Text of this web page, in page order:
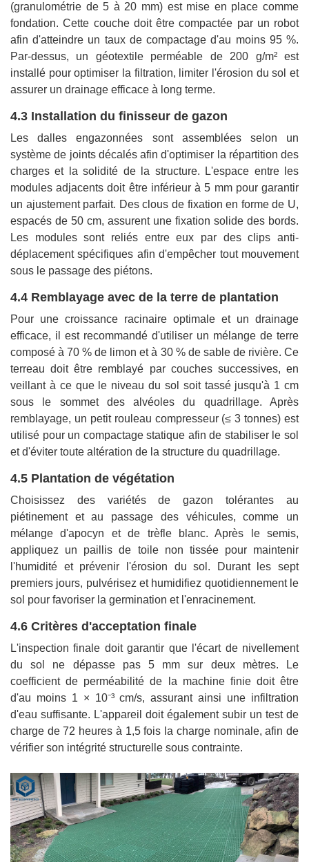
(granulométrie de 5 à 20 mm) est mise en place comme
fondation. Cette couche doit être compactée par un robot
afin d'atteindre un taux de compactage d'au moins 95 %.
Par-dessus, un géotextile perméable de 200 g/m² est
installé pour optimiser la filtration, limiter l'érosion du sol et
assurer un drainage efficace à long terme.
4.3 Installation du finisseur de gazon
Les dalles engazonnées sont assemblées selon un
système de joints décalés afin d'optimiser la répartition des
charges et la solidité de la structure. L'espace entre les
modules adjacents doit être inférieur à 5 mm pour garantir
un ajustement parfait. Des clous de fixation en forme de U,
espacés de 50 cm, assurent une fixation solide des bords.
Les modules sont reliés entre eux par des clips anti-
déplacement spécifiques afin d'empêcher tout mouvement
sous le passage des piétons.
4.4 Remblayage avec de la terre de plantation
Pour une croissance racinaire optimale et un drainage
efficace, il est recommandé d'utiliser un mélange de terre
composé à 70 % de limon et à 30 % de sable de rivière. Ce
terreau doit être remblayé par couches successives, en
veillant à ce que le niveau du sol soit tassé jusqu'à 1 cm
sous le sommet des alvéoles du quadrillage. Après
remblayage, un petit rouleau compresseur (≤ 3 tonnes) est
utilisé pour un compactage statique afin de stabiliser le sol
et d'éviter toute altération de la structure du quadrillage.
4.5 Plantation de végétation
Choisissez des variétés de gazon tolérantes au
piétinement et au passage des véhicules, comme un
mélange d'apocyn et de trèfle blanc. Après le semis,
appliquez un paillis de toile non tissée pour maintenir
l'humidité et prévenir l'érosion du sol. Durant les sept
premiers jours, pulvérisez et humidifiez quotidiennement le
sol pour favoriser la germination et l'enracinement.
4.6 Critères d'acceptation finale
L'inspection finale doit garantir que l'écart de nivellement
du sol ne dépasse pas 5 mm sur deux mètres. Le
coefficient de perméabilité de la machine finie doit être
d'au moins 1 × 10⁻³ cm/s, assurant ainsi une infiltration
d'eau suffisante. L'appareil doit également subir un test de
charge de 72 heures à 1,5 fois la charge nominale, afin de
vérifier son intégrité structurelle sous contrainte.